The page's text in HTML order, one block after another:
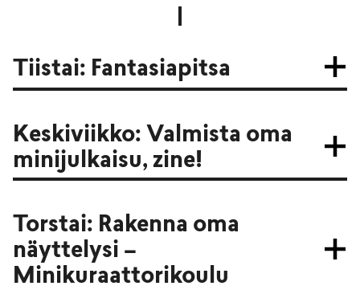
Tiistai: Fantasiapitsa
Keskiviikko: Valmista oma
minijulkaisu, zine!
Torstai: Rakenna oma
näyttelysi –
Minikuraattorikoulu